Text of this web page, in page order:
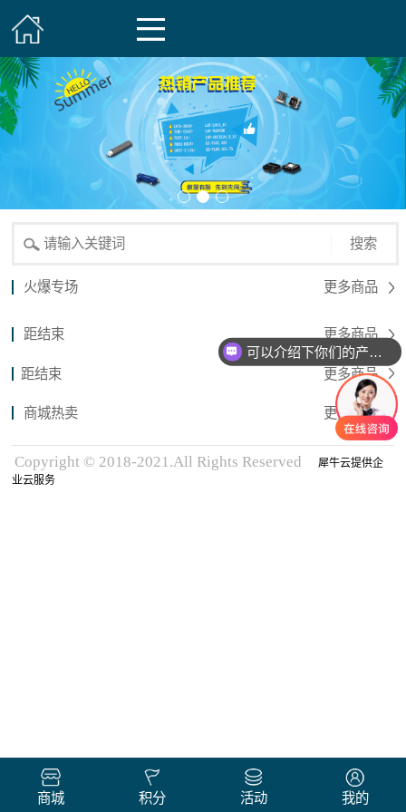
搜索
火爆专场 更多商品
距结束 更多商品
距结束 更多商品
商城热卖 更多商品
Copyright © 2018-2021.All Rights Reserved
犀牛云提供企
业云服务
商城 积分 活动 我的